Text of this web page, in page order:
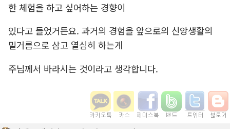
한 체험을 하고 싶어하는 경향이
있다고 들었거든요. 과거의 경험을 앞으로의 신앙생활의
밑거름으로 삼고 열심히 하는게
주님께서 바라시는 것이라고 생각합니다.